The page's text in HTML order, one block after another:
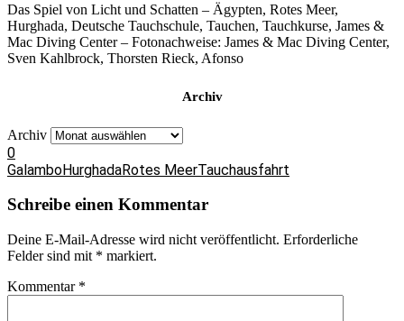
Das Spiel von Licht und Schatten – Ägypten, Rotes Meer,
Hurghada, Deutsche Tauchschule, Tauchen, Tauchkurse, James &
Mac Diving Center – Fotonachweise: James & Mac Diving Center,
Sven Kahlbrock, Thorsten Rieck, Afonso
Archiv
Archiv
0
GalamboHurghadaRotes MeerTauchausfahrt
Schreibe einen Kommentar
Deine E-Mail-Adresse wird nicht veröffentlicht. Erforderliche
Felder sind mit * markiert.
Kommentar *